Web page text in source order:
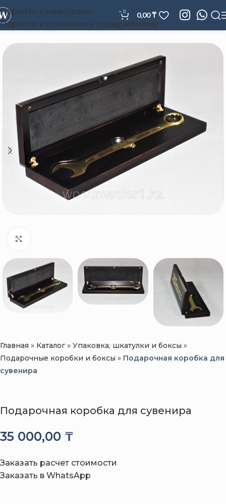
Перейти к навигации
Перейти к основному содержимому
0 0,00₸
Главная » Каталог» Упаковка, шкатулки и боксы »
Подарочные коробки и боксы » Подарочная коробка для
сувенира
Подарочная коробка для сувенира
35 000,00 ₸
Заказать расчет стоимости
Заказать в WhatsApp